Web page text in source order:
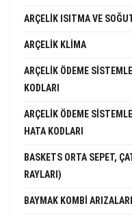
ARÇELIK ISITMA VE
ARÇELIK KLIMA
ARÇELIK ÖDEME
KODLARI
ARÇELIK ÖDEME
HATA KODLARI
BASKETS ORTA SEPET,
RAYLARI)
BAYMAK KOMBI ARIZALARI